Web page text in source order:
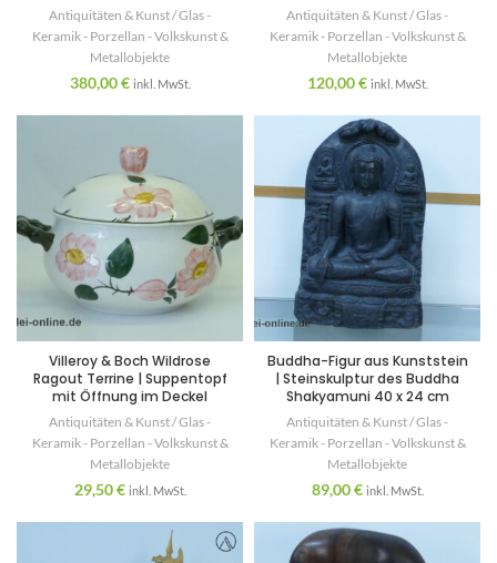
Antiquitäten & Kunst / Glas -
Keramik - Porzellan - Volkskunst &
Metallobjekte
380,00€ inkl. MwSt.
Antiquitäten & Kunst / Glas -
Keramik - Porzellan - Volkskunst &
Metallobjekte
120,00€ inkl. MwSt.
Villeroy & Boch Wildrose
Ragout Terrine | Suppentopf
mit Öffnung im Deckel
Antiquitäten & Kunst / Glas -
Keramik - Porzellan - Volkskunst &
Metallobjekte
29,50€ inkl. MwSt.
Buddha-Figur aus Kunststein
| Steinskulptur des Buddha
Shakyamuni 40 x 24 cm
Antiquitäten & Kunst / Glas -
Keramik - Porzellan - Volkskunst &
Metallobjekte
89,00€ inkl. MwSt.